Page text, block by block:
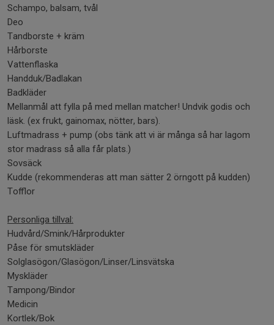
Schampo, balsam, tvål
Deo
Tandborste + kräm
Hårborste
Vattenflaska
Handduk/Badlakan
Badkläder
Mellanmål att fylla på med mellan matcher! Undvik godis och
läsk. (ex frukt, gainomax, nötter, bars).
Luftmadrass + pump (obs tänk att vi är många så har lagom
stor madrass så alla får plats.)
Sovsäck
Kudde (rekommenderas att man sätter 2 örngott på kudden)
Tofflor
Personliga tillval:
Hudvård/Smink/Hårprodukter
Påse för smutskläder
Solglasögon/Glasögon/Linser/Linsvätska
Myskläder
Tampong/Bindor
Medicin
Kortlek/Bok